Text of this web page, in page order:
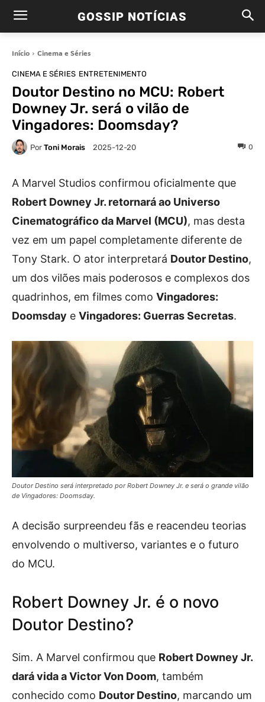
GOSSIP NOTÍCIAS
Início Cinema e Séries
CINEMA E SÉRIES ENTRETENIMENTO
Doutor Destino no MCU: Robert
Downey Jr. será o vilão de
Vingadores: Doomsday?
Por Toni Morais 2025-12-20 0
A Marvel Studios confirmou oficialmente que
Robert Downey Jr. retornará ao Universo
Cinematográfico da Marvel (MCU), mas desta
vez em um papel completamente diferente de
Tony Stark. O ator interpretará Doutor Destino,
um dos vilões mais poderosos e complexos dos
quadrinhos, em filmes como Vingadores:
Doomsday e Vingadores: Guerras Secretas.
Doutor Destino será interpretado por Robert Downey Jr. e será o grande vilão
de Vingadores: Doomsday.
A decisão surpreendeu fãs e reacendeu teorias
envolvendo o multiverso, variantes e o futuro
do MCU.
Robert Downey Jr. é o novo
Doutor Destino?
Sim. A Marvel confirmou que Robert Downey Jr.
dará vida a Victor Von Doom, também
conhecido como Doutor Destino, marcando um